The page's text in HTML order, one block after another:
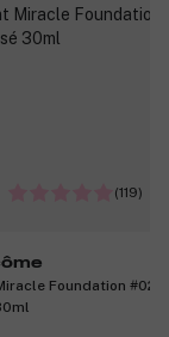
(119)
Foundation #02